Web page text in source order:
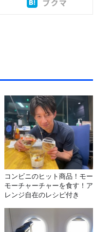
コンビニのヒット商品！モー
モーチャーチャーを食す！ア
レンジ自在のレシピ付き